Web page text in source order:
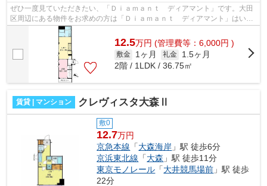
ぜひ一度見ていただきたい、「Ｄｉａｍａｎｔ ディアマント」です。大田
区周辺にある物件をお求めの方は「Ｄｉａｍａｎｔ ディアマント」はいか
がでしょうか。外観タイル張りは、ラ...
12.5万円 (管理費等：6,000円 )
敷金 1ヶ月 礼金
1.5ヶ月
2階 / 1LDK / 36.75㎡
賃貸 | マンション クレヴィスタ大森Ⅱ
敷0
12.7万円
京急本線 「大森海岸 」駅 徒歩6分
京浜東北線 「大森 」駅 徒歩11分
東京モノレール 「大井競馬場前 」駅 徒歩
22分